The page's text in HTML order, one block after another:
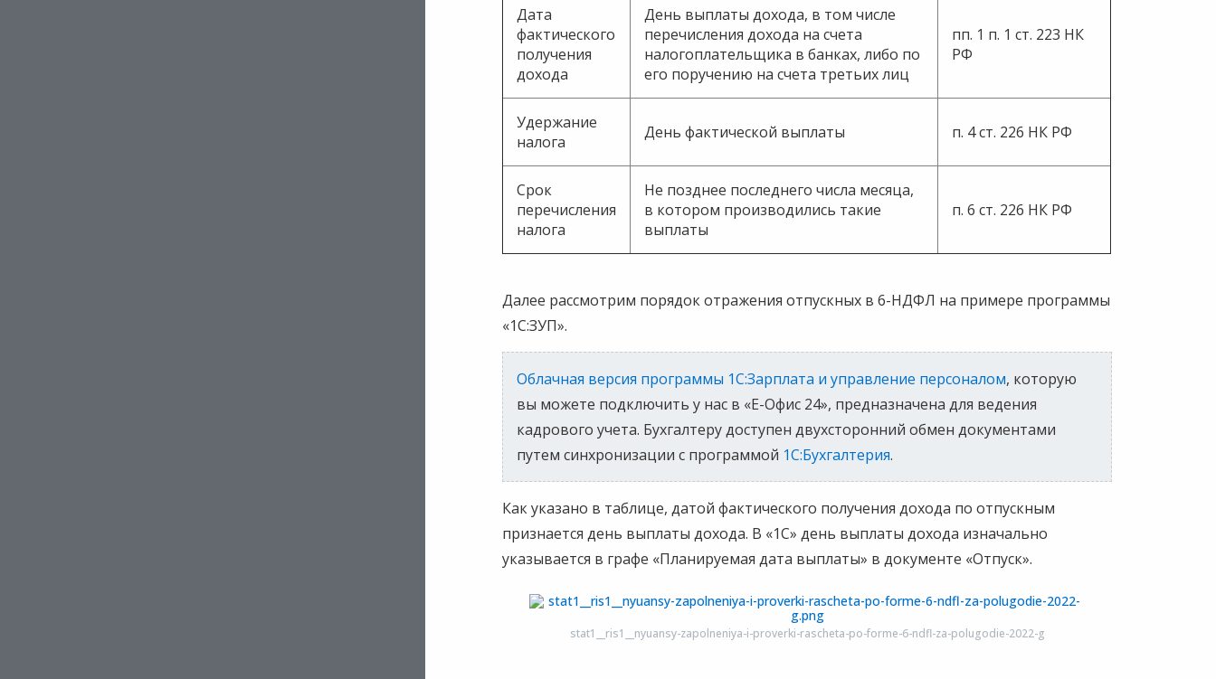
Дата
фактического
получения
дохода
День выплаты дохода, в том числе
перечисления дохода на счета
налогоплательщика в банках, либо по
его поручению на счета третьих лиц
пп. 1 п. 1 ст. 223 НК
РФ
Удержание
налога
День фактической выплаты п. 4 ст. 226 НК РФ
Срок
перечисления
налога
Не позднее последнего числа месяца,
в котором производились такие
выплаты
п. 6 ст. 226 НК РФ
Далее рассмотрим порядок отражения отпускных в 6-НДФЛ на примере программы
«1С:ЗУП».
Облачная версия программы 1С:Зарплата и управление персоналом, которую
вы можете подключить у нас в «Е-Офис 24», предназначена для ведения
кадрового учета. Бухгалтеру доступен двухсторонний обмен документами
путем синхронизации с программой 1С:Бухгалтерия.
Как указано в таблице, датой фактического получения дохода по отпускным
признается день выплаты дохода. В «1С» день выплаты дохода изначально
указывается в графе «Планируемая дата выплаты» в документе «Отпуск».
stat1__ris1__nyuansy-zapolneniya-i-proverki-rascheta-po-forme-6-ndfl-za-polugodie-2022-g